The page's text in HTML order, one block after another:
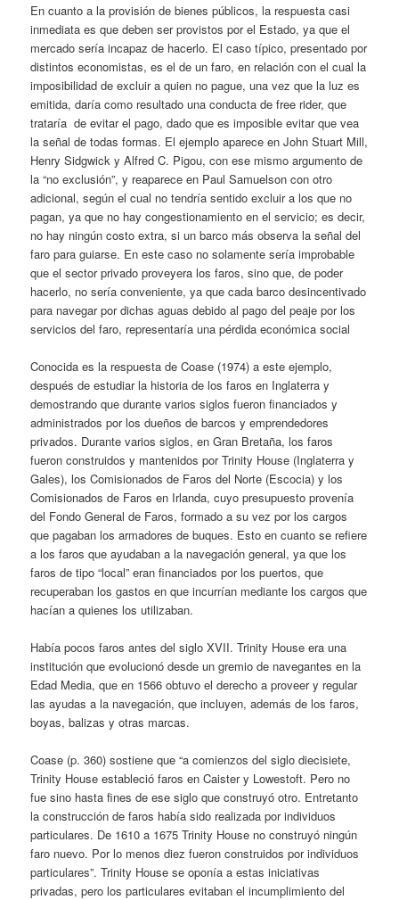
En cuanto a la provisión de bienes públicos, la respuesta casi
inmediata es que deben ser provistos por el Estado, ya que el
mercado sería incapaz de hacerlo. El caso típico, presentado por
distintos economistas, es el de un faro, en relación con el cual la
imposibilidad de excluir a quien no pague, una vez que la luz es
emitida, daría como resultado una conducta de free rider, que
trataría de evitar el pago, dado que es imposible evitar que vea
la señal de todas formas. El ejemplo aparece en John Stuart Mill,
Henry Sidgwick y Alfred C. Pigou, con ese mismo argumento de
la “no exclusión”, y reaparece en Paul Samuelson con otro
adicional, según el cual no tendría sentido excluir a los que no
pagan, ya que no hay congestionamiento en el servicio; es decir,
no hay ningún costo extra, si un barco más observa la señal del
faro para guiarse. En este caso no solamente sería improbable
que el sector privado proveyera los faros, sino que, de poder
hacerlo, no sería conveniente, ya que cada barco desincentivado
para navegar por dichas aguas debido al pago del peaje por los
servicios del faro, representaría una pérdida económica social
Conocida es la respuesta de Coase (1974) a este ejemplo,
después de estudiar la historia de los faros en Inglaterra y
demostrando que durante varios siglos fueron financiados y
administrados por los dueños de barcos y emprendedores
privados. Durante varios siglos, en Gran Bretaña, los faros
fueron construidos y mantenidos por Trinity House (Inglaterra y
Gales), los Comisionados de Faros del Norte (Escocia) y los
Comisionados de Faros en Irlanda, cuyo presupuesto provenía
del Fondo General de Faros, formado a su vez por los cargos
que pagaban los armadores de buques. Esto en cuanto se refiere
a los faros que ayudaban a la navegación general, ya que los
faros de tipo “local” eran financiados por los puertos, que
recuperaban los gastos en que incurrían mediante los cargos que
hacían a quienes los utilizaban.
Había pocos faros antes del siglo XVII. Trinity House era una
institución que evolucionó desde un gremio de navegantes en la
Edad Media, que en 1566 obtuvo el derecho a proveer y regular
las ayudas a la navegación, que incluyen, además de los faros,
boyas, balizas y otras marcas.
Coase (p. 360) sostiene que “a comienzos del siglo diecisiete,
Trinity House estableció faros en Caister y Lowestoft. Pero no
fue sino hasta fines de ese siglo que construyó otro. Entretanto
la construcción de faros había sido realizada por individuos
particulares. De 1610 a 1675 Trinity House no construyó ningún
faro nuevo. Por lo menos diez fueron construidos por individuos
particulares”. Trinity House se oponía a estas iniciativas
privadas, pero los particulares evitaban el incumplimiento del